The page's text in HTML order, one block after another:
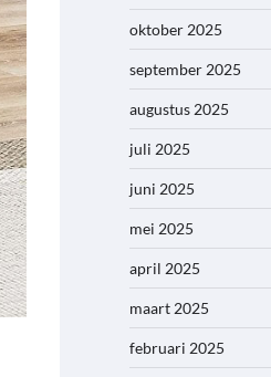
oktober 2025
september 2025
augustus 2025
juli 2025
juni 2025
mei 2025
april 2025
maart 2025
februari 2025